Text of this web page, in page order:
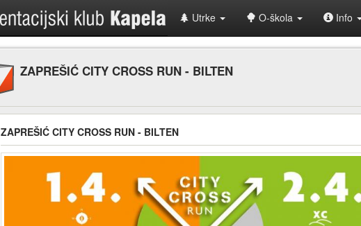
Utrke O-škola Info
ZAPREŠIĆ CITY CROSS RUN - BILTEN
ZAPREŠIĆ CITY CROSS RUN - BILTEN